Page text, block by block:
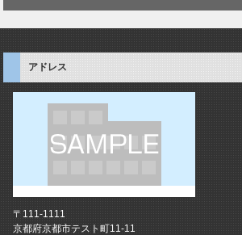
アドレス
〒111-1111
京都府京都市テスト町11-11